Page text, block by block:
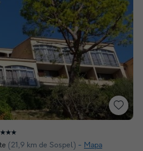
★★★
(21,9 km de Sospel) Mapa